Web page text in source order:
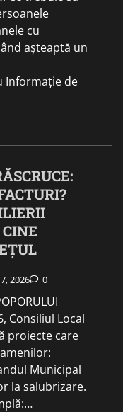
cu
așteaptă un
Informație de
2026 0
Consiliul Local
proiecte care
Municipal
la salubrizare.